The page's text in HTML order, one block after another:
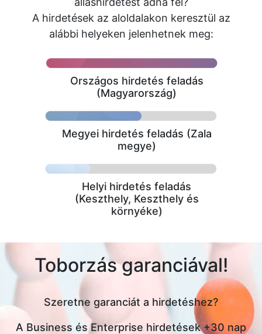
A hirdetések az aloldalakon keresztül az
alábbi helyeken jelenhetnek meg:
Országos hirdetés feladás
(Magyarország)
Megyei hirdetés feladás (Zala
megye)
Helyi hirdetés feladás
(Keszthely, Keszthely és
környéke)
Toborzás garanciával!
Szeretne garanciát a hirdetéshez?
A Business és Enterprise hirdetések +30 nap